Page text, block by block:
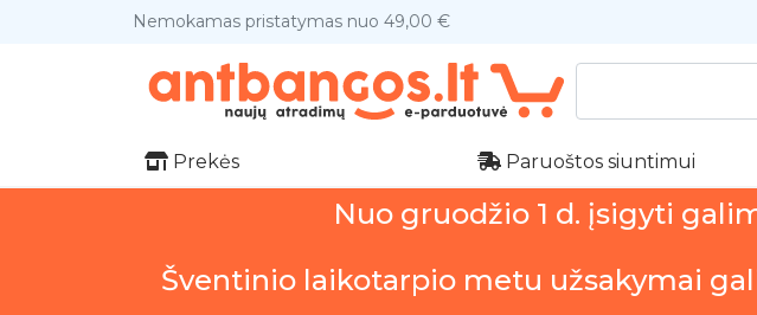
Nemokamas pristatymas nuo 49,00 €
Prekės Paruoštos siuntimui
Nuo gruodžio 1 d. įsigyti
Šventinio laikotarpio metu užsakymai